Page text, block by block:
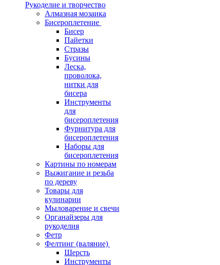
Рукоделие и творчество
Алмазная мозаика
Бисероплетение
Бисер
Пайетки
Стразы
Бусины
Леска,
проволока,
нитки для
бисера
Инструменты
для
бисероплетения
Фурнитура для
бисероплетения
Наборы для
бисероплетения
Картины по номерам
Выжигание и резьба
по дереву
Товары для
кулинарии
Мыловарение и свечи
Органайзеры для
рукоделия
Фетр
Фелтинг (валяние)
Шерсть
Инструменты